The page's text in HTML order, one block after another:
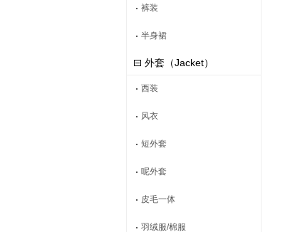
裤装
半身裙
外套（Jacket）
西装
风衣
短外套
呢外套
皮毛一体
羽绒服/棉服